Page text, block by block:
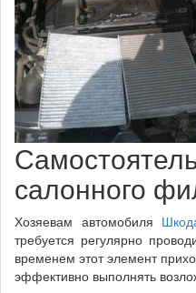
салонного
Хозяевам автомобиля
требуется регулярно
временем этот элемент
эффективно выполнять